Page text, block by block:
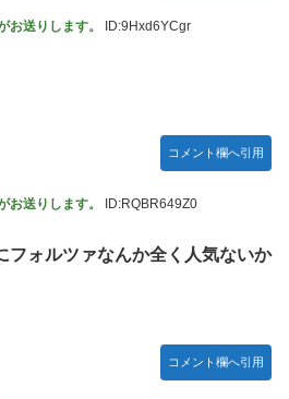
送りします。 ID:9Hxd6YCgr
コメント欄へ引用
送りします。 ID:RQBR649Z0
フォルツァなんか全く人気ないか
コメント欄へ引用